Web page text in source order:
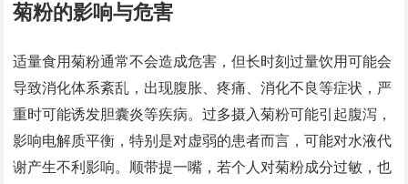
菊粉的影响与危害
适量食用菊粉通常不会造成危害，但长时刻过量饮用可能会
导致消化体系紊乱，出现腹胀、疼痛、消化不良等症状，严
重时可能诱发胆囊炎等疾病。过多摄入菊粉可能引起腹泻，
影响电解质平衡，特别是对虚弱的患者而言，可能对水液代
谢产生不利影响。顺带提一嘴，若个人对菊粉成分过敏，也